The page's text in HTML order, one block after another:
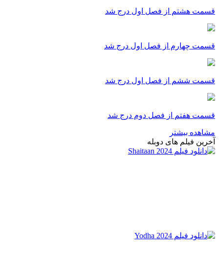
قسمت هشتم از فصل اول درج شد
قسمت چهارم از فصل اول درج شد
قسمت ششم از فصل اول درج شد
قسمت هفتم از فصل دوم درج شد
مشاهده بیشتر
آخرین فیلم های دوبله